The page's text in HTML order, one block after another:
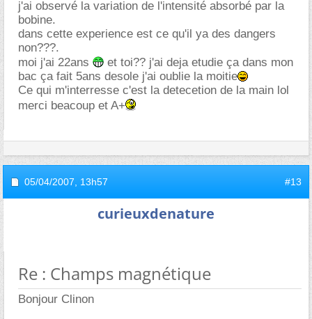
j'ai observé la variation de l'intensité absorbé par la
bobine.
dans cette experience est ce qu'il ya des dangers
non???.
moi j'ai 22ans
et toi?? j'ai deja etudie ça dans mon
bac ça fait 5ans desole j'ai oublie la moitie
Ce qui m'interresse c'est la detecetion de la main lol
merci beacoup et A+
05/04/2007, 13h57 #13
curieuxdenature
Re : Champs magnétique
Bonjour Clinon